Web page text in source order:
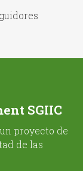
SGIIC
un proyecto de
de las